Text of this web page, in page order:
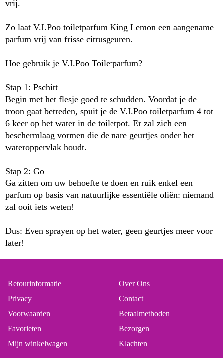
vrij.
Zo laat V.I.Poo toiletparfum King Lemon een aangename
parfum vrij van frisse citrusgeuren.
Hoe gebruik je V.I.Poo Toiletparfum?
Stap 1: Pschitt
Begin met het flesje goed te schudden. Voordat je de
troon gaat betreden, spuit je de V.I.Poo toiletparfum 4 tot
6 keer op het water in de toiletpot. Er zal zich een
beschermlaag vormen die de nare geurtjes onder het
wateroppervlak houdt.
Stap 2: Go
Ga zitten om uw behoefte te doen en ruik enkel een
parfum op basis van natuurlijke essentiële oliën: niemand
zal ooit iets weten!
Dus: Even sprayen op het water, geen geurtjes meer voor
later!
Over Ons
Contact
Betaalmethoden
Bezorgen
Klachten
Retourinformatie
Privacy
Voorwaarden
Favorieten
Mijn winkelwagen